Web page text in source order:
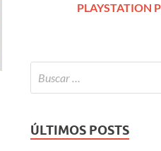
PLAYSTATION
ÚLTIMOS POSTS